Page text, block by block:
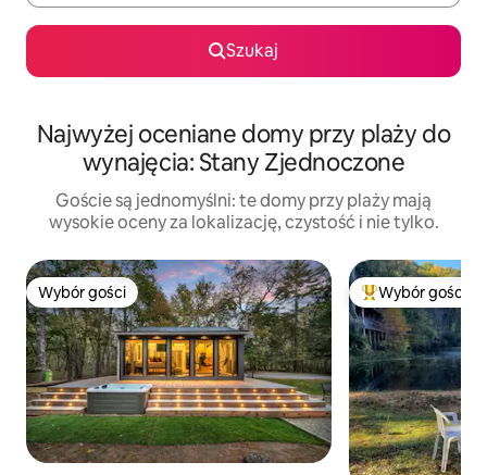
Szukaj
Najwyżej oceniane domy przy plaży do
wynajęcia: Stany Zjednoczone
Goście są jednomyślni: te domy przy plaży mają
wysokie oceny za lokalizację, czystość i nie tylko.
Wybór gości
Wybór gości Wybór gości